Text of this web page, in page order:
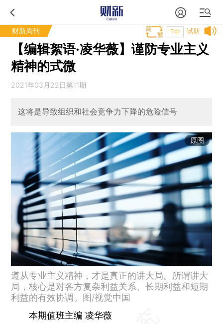
财新周刊 试听
T中
【编辑絮语·凌华薇】谨防专业主义
精神的式微
2021年03月22日第11期
这将是导致组织和社会竞争力下降的危险信号
原图
遵从专业主义精神，才是真正的讲大局。所谓讲大
局，核心是对各方复杂利益关系、长期利益和短期
利益的有效协调。图/视觉中国
本期值班主编 凌华薇